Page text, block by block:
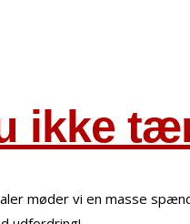
ikke
møder vi en masse